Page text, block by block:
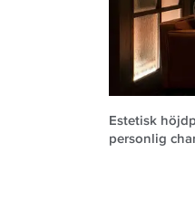
Estetisk
personlig